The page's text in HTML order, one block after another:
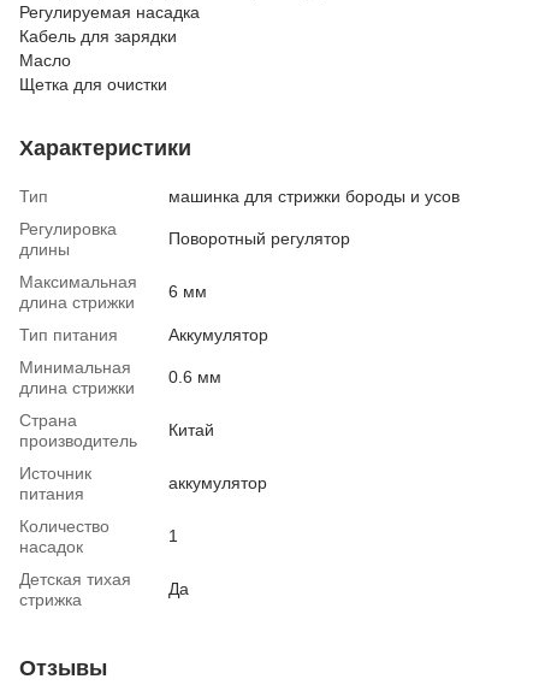
Регулируемая насадка
Кабель для зарядки
Масло
Щетка для очистки
Характеристики
Тип
машинка для стрижки бороды и усов
Регулировка
длины
Поворотный регулятор
Максимальная
длина стрижки
6 мм
Тип питания
Аккумулятор
Минимальная
длина стрижки
0.6 мм
Страна
производитель
Китай
Источник
питания
аккумулятор
Количество
насадок
1
Детская тихая
стрижка
Да
Отзывы